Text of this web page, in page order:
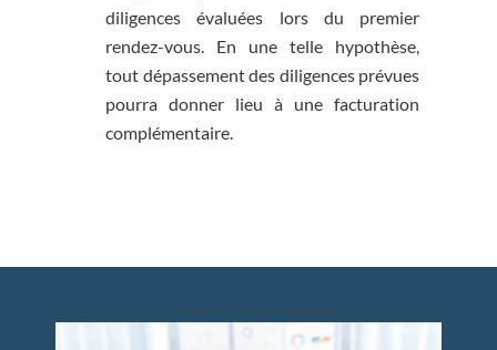
diligences évaluées lors du premier
rendez-vous. En une telle hypothèse,
tout dépassement des diligences prévues
pourra donner lieu à une facturation
complémentaire.